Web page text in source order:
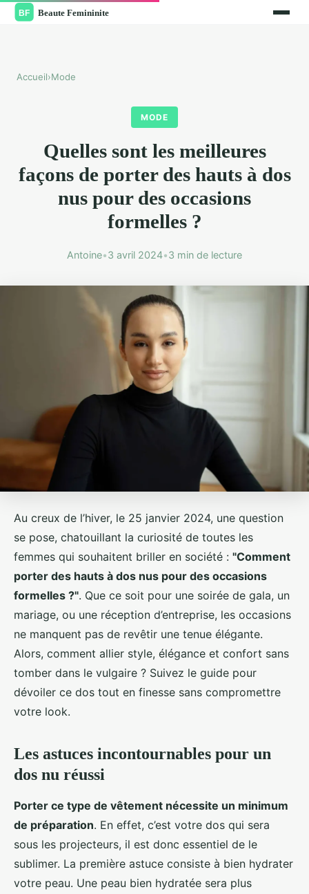
Accueil›Mode
MODE
Quelles sont les meilleures
façons de porter des hauts à dos
nus pour des occasions
formelles ?
Antoine•3 avril 2024•3 min de lecture
Au creux de l’hiver, le 25 janvier 2024, une question
se pose, chatouillant la curiosité de toutes les
femmes qui souhaitent briller en société : "Comment
porter des hauts à dos nus pour des occasions
formelles ?". Que ce soit pour une soirée de gala, un
mariage, ou une réception d’entreprise, les occasions
ne manquent pas de revêtir une tenue élégante.
Alors, comment allier style, élégance et confort sans
tomber dans le vulgaire ? Suivez le guide pour
dévoiler ce dos tout en finesse sans compromettre
votre look.
Les astuces incontournables pour un
dos nu réussi
Porter ce type de vêtement nécessite un minimum
de préparation. En effet, c’est votre dos qui sera
sous les projecteurs, il est donc essentiel de le
sublimer. La première astuce consiste à bien hydrater
votre peau. Une peau bien hydratée sera plus